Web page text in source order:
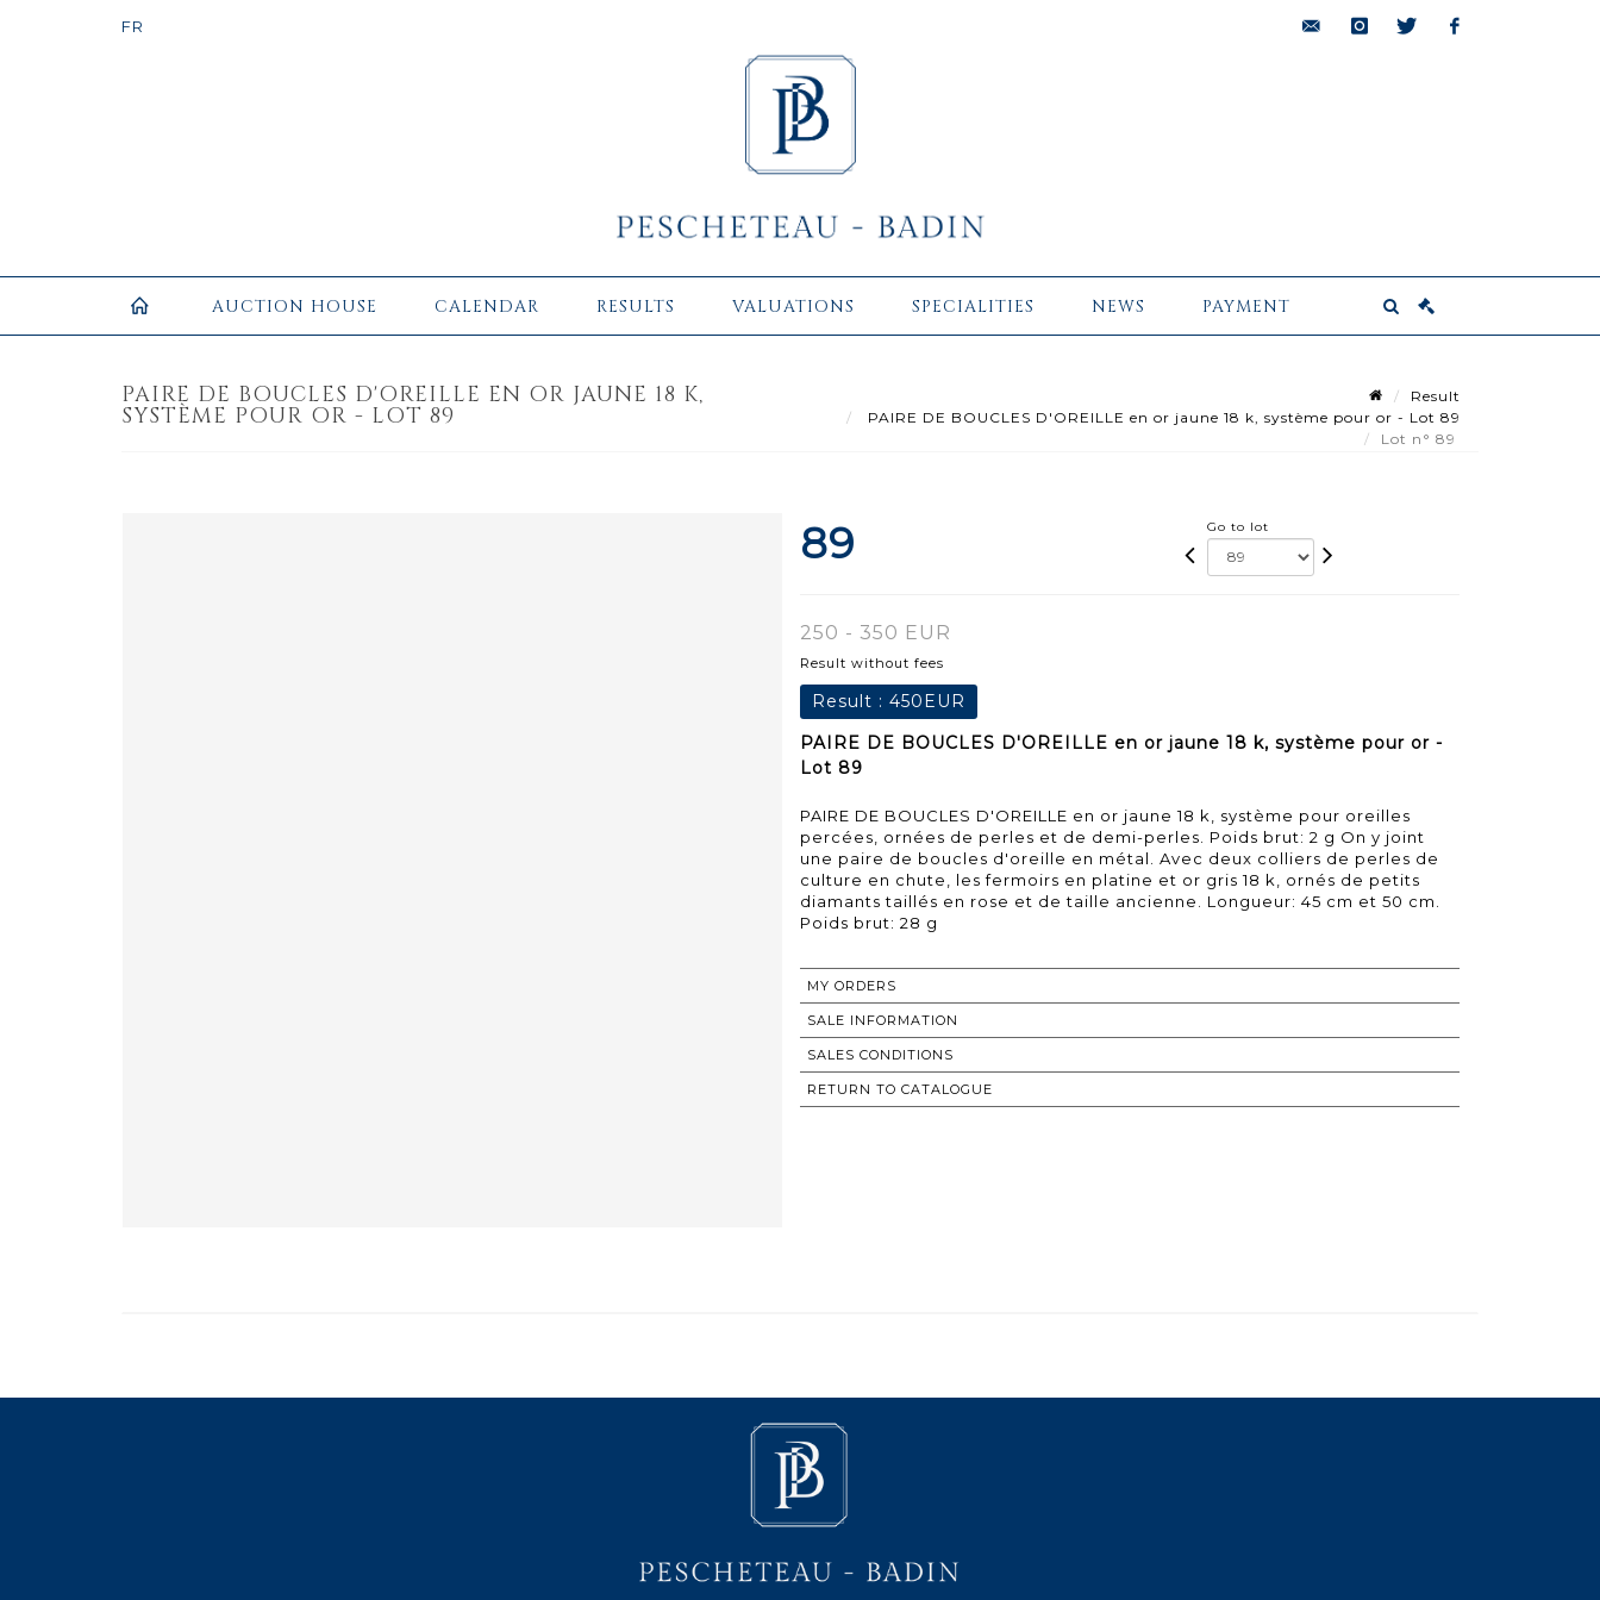
AUCTION HOUSE CALENDAR RESULTS VALUATIONS SPECIALITIES NEWS PAYMENT
PAIRE DE BOUCLES D'OREILLE EN OR JAUNE 18 K,
SYSTÈME POUR OR - LOT 89
Result
PAIRE DE BOUCLES D'OREILLE en or jaune 18 k, système pour or - Lot 89
Lot n° 89
89 Go to lot
250 - 350 EUR
Result without fees
Result : 450EUR
PAIRE DE BOUCLES D'OREILLE en or jaune 18 k, système pour or -
Lot 89
PAIRE DE BOUCLES D'OREILLE en or jaune 18 k, système pour oreilles
percées, ornées de perles et de demi-perles. Poids brut: 2 g On y joint
une paire de boucles d'oreille en métal. Avec deux colliers de perles de
culture en chute, les fermoirs en platine et or gris 18 k, ornés de petits
diamants taillés en rose et de taille ancienne. Longueur: 45 cm et 50 cm.
Poids brut: 28 g
MY ORDERS
SALE INFORMATION
SALES CONDITIONS
RETURN TO CATALOGUE